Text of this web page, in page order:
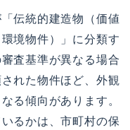
伝統的建造物（価値
境物件）」に分類す
査基準が異なる場合
れた物件ほど、外観
る傾向があります。
るかは、市町村の保